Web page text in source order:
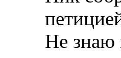
Не знаю